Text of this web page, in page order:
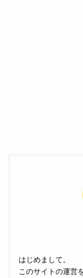
はじめまして。
このサイトの運営